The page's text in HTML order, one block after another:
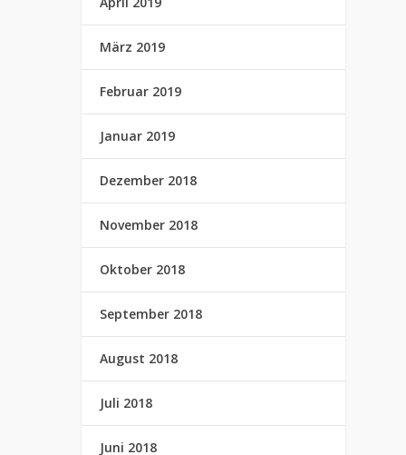
März 2019
Februar 2019
Januar 2019
Dezember 2018
November 2018
Oktober 2018
September 2018
August 2018
Juli 2018
Juni 2018